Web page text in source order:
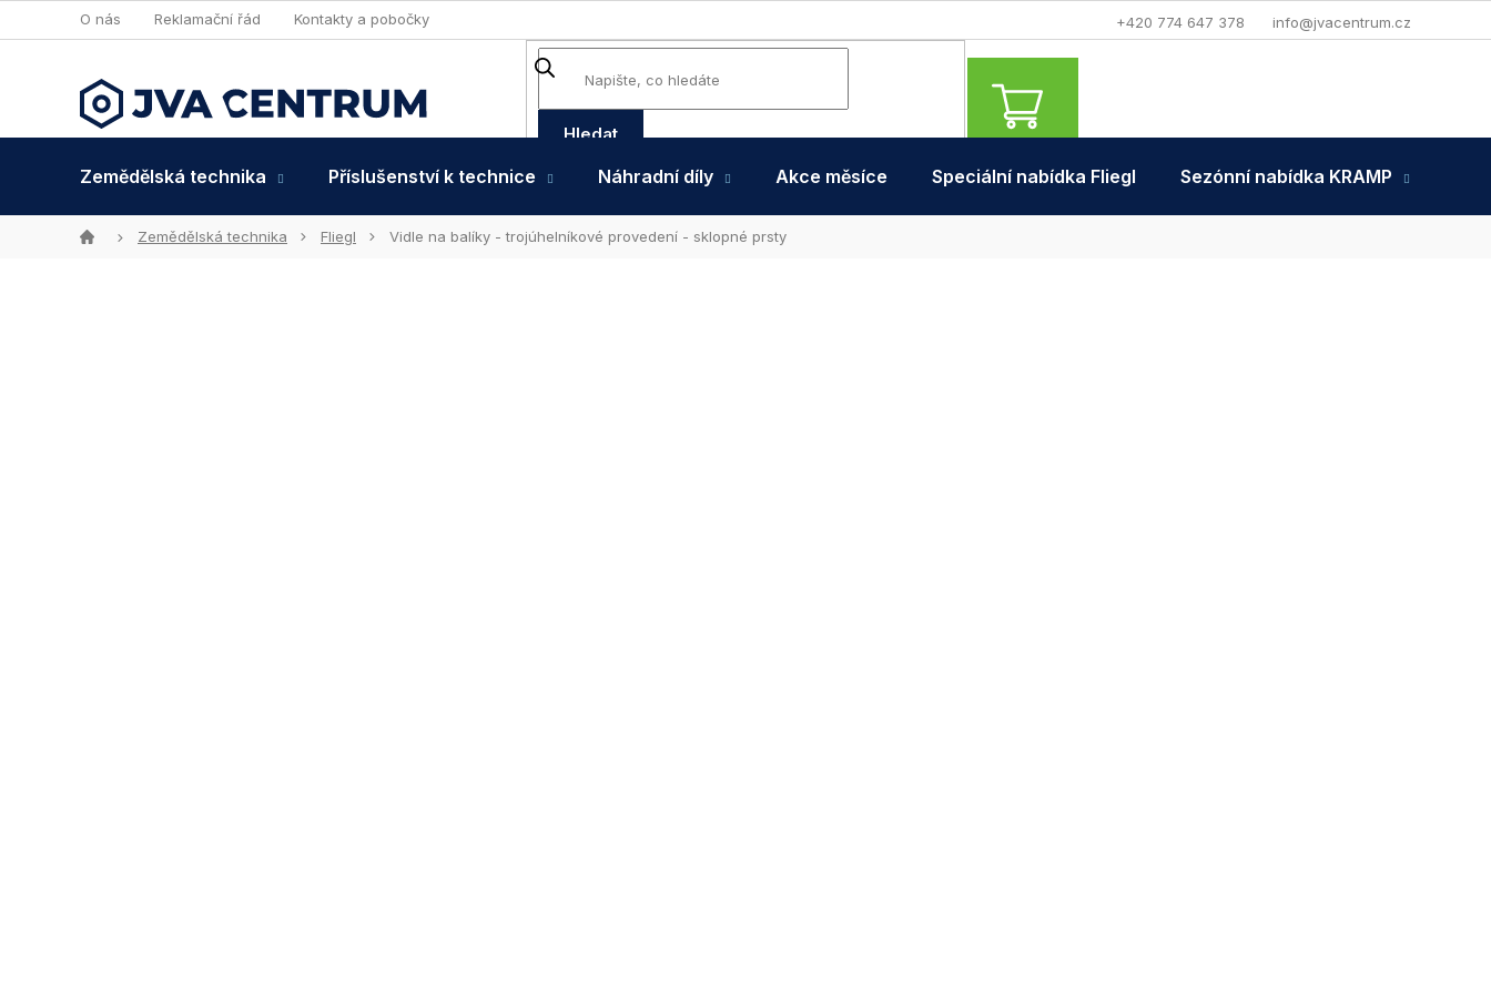
na
+420 774 647 378 info@jvacentrum.cz
O nás Reklamační řád Kontakty a pobočky
Hledat
NÁKUPNÍ
KOŠÍK
Zemědělská technika
Příslušenství k technice Náhradní díly Akce měsíce Speciální nabídka Fliegl Sezónní nabídka KRAMP
DomůZemědělská technika Fliegl Vidle na balíky - trojúhelníkové provedení - sklopné prsty